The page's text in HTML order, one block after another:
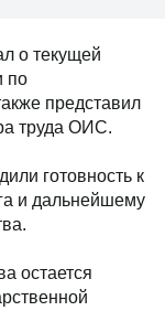
о текущей
по
представил
труда ОИС.
готовность к
и дальнейшему
остается